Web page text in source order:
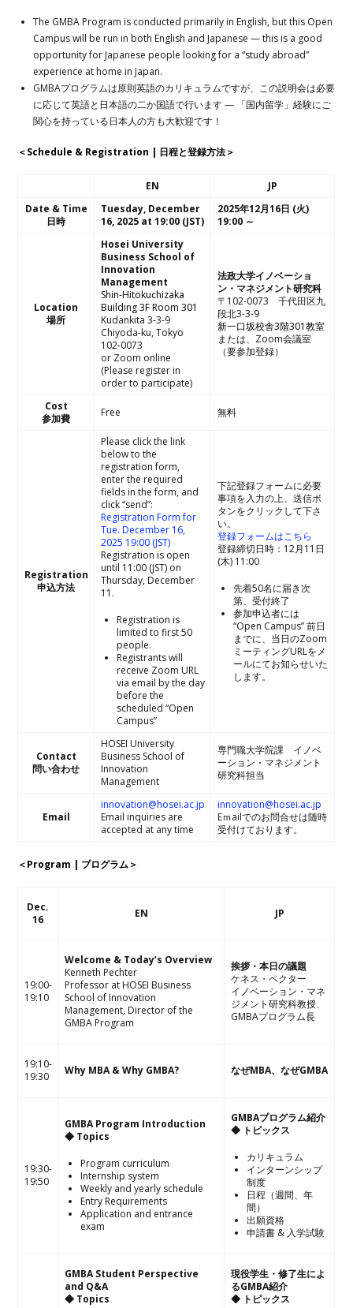
The GMBA Program is conducted primarily in English, but this Open
Campus will be run in both English and Japanese — this is a good
opportunity for Japanese people looking for a “study abroad”
experience at home in Japan.
GMBAプログラムは原則英語のカリキュラムですが、この説明会は必要
に応じて英語と日本語の二か国語で行います — 「国内留学」経験にご
関心を持っている日本人の方も大歓迎です！
＜Schedule & Registration | 日程と登録方法＞
EN
JP
Date & Time
日時
Tuesday, December
16, 2025 at 19:00 (JST)
2025年12月16日 (火)
19:00 ～
Location
場所
Hosei University
Business School of
Innovation
Management
Shin-Hitokuchizaka
Building 3F Room 301
Kudankita 3-3-9
Chiyoda-ku, Tokyo
102-0073
or Zoom online
(Please register in
order to participate)
法政大学イノベーショ
ン・マネジメント研究科
〒102-0073 千代田区九
段北3-3-9
新一口坂校舎3階301教室
または、Zoom会議室
（要参加登録）
Cost
参加費
Free 無料
Registration
申込方法
Please click the link
below to the
registration form,
enter the required
fields in the form, and
click “send”:
Registration Form for
Tue. December 16,
2025 19:00 (JST)
Registration is open
until 11:00 (JST) on
Thursday, December
11.
Registration is
limited to first 50
people.
Registrants will
receive Zoom URL
via email by the day
before the
scheduled “Open
Campus”
下記登録フォームに必要
事項を入力の上、送信ボ
タンをクリックして下さ
い。
登録フォームはこちら
登録締切日時：12月11日
(木) 11:00
先着50名に届き次
第、受付終了
参加申込者には
“Open Campus” 前日
までに、当日のZoom
ミーティングURLをメ
ールにてお知らせいた
します。
Contact
問い合わせ
HOSEI University
Business School of
Innovation
Management
専門職大学院課 イノベ
ーション・マネジメント
研究科担当
Email
innovation@hosei.ac.jp
Email inquiries are
accepted at any time
innovation@hosei.ac.jp
Eｍailでのお問合せは随時
受付けております。
＜Program | プログラム＞
Dec.
16
EN JP
19:00-
19:10
Welcome & Today’s Overview
Kenneth Pechter
Professor at HOSEI Business
School of Innovation
Management, Director of the
GMBA Program
挨拶・本日の議題
ケネス・ペクター
イノベーション・マネ
ジメント研究科教授、
GMBAプログラム長
19:10-
19:30
Why MBA & Why GMBA? なぜMBA、なぜGMBA
19:30-
19:50
GMBA Program Introduction
◆ Topics
Program curriculum
Internship system
Weekly and yearly schedule
Entry Requirements
Application and entrance
exam
GMBAプログラム紹介
◆ トピックス
カリキュラム
インターンシップ
制度
日程（週間、年
間）
出願資格
申請書 & 入学試験
GMBA Student Perspective
and Q&A
◆ Topics
現役学生・修了生によ
るGMBA紹介
◆ トピックス